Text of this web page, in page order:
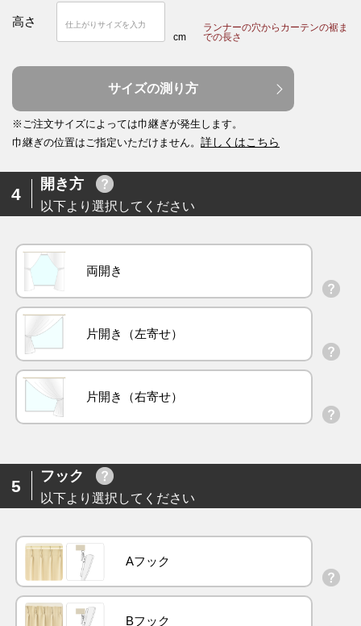
高さ
cm
ランナーの穴からカーテンの裾ま
での長さ
サイズの測り方
※ご注文サイズによっては巾継ぎが発生します。
巾継ぎの位置はご指定いただけません。 詳しくはこちら
4
開き方
以下より選択してください
両開き
片開き（左寄せ）
片開き（右寄せ）
5
フック
以下より選択してください
Aフック
Bフック